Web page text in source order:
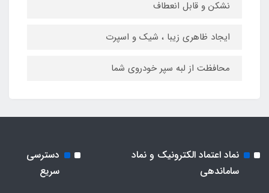
نشکن و قابل انعطاف
ایجاد ظاهری زیبا ، شیک و اسپرت
محافظت از لبه سپر خودروی شما
نماد اعتماد الکترونیک و نماد
ساماندهی
دسترسی
سریع